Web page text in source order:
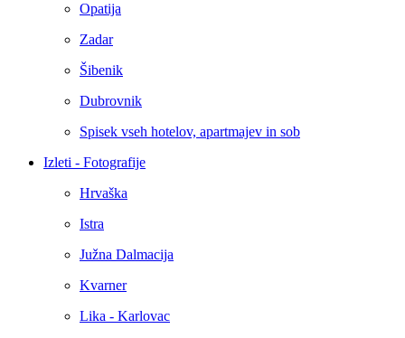
Opatija
Zadar
Šibenik
Dubrovnik
Spisek vseh hotelov, apartmajev in sob
Izleti - Fotografije
Hrvaška
Istra
Južna Dalmacija
Kvarner
Lika - Karlovac